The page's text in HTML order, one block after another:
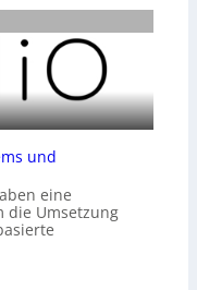
und
eine
die Umsetzung